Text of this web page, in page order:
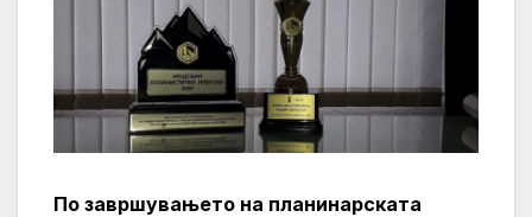
По завршувањето на планинарската